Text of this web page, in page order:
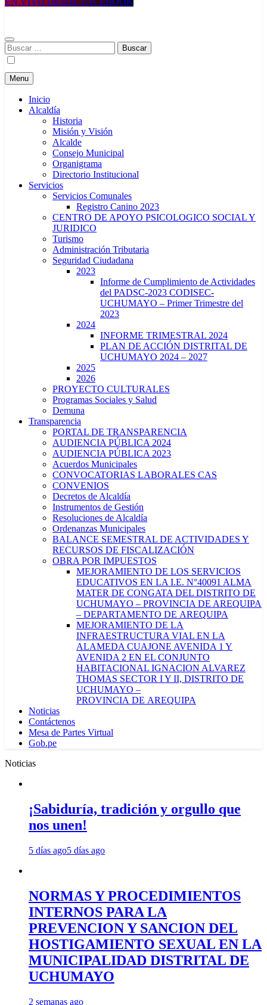
Buscar:
Menu
Inicio
Alcaldía
Historia
Misión y Visión
Alcalde
Consejo Municipal
Organigrama
Directorio Institucional
Servicios
Servicios Comunales
Registro Canino 2023
CENTRO DE APOYO PSICOLOGICO SOCIAL Y
JURIDICO
Turismo
Administración Tributaria
Seguridad Ciudadana
2023
Informe de Cumplimiento de Actividades
del PADSC-2023 CODISEC-
UCHUMAYO – Primer Trimestre del
2023
2024
INFORME TRIMESTRAL 2024
PLAN DE ACCIÓN DISTRITAL DE
UCHUMAYO 2024 – 2027
2025
2026
PROYECTO CULTURALES
Programas Sociales y Salud
Demuna
Transparencia
PORTAL DE TRANSPARENCIA
AUDIENCIA PÚBLICA 2024
AUDIENCIA PÚBLICA 2023
Acuerdos Municipales
CONVOCATORIAS LABORALES CAS
CONVENIOS
Decretos de Alcaldía
Instrumentos de Gestión
Resoluciones de Alcaldía
Ordenanzas Municipales
BALANCE SEMESTRAL DE ACTIVIDADES Y
RECURSOS DE FISCALIZACIÓN
OBRA POR IMPUESTOS
MEJORAMIENTO DE LOS SERVICIOS
EDUCATIVOS EN LA I.E. N°40091 ALMA
MATER DE CONGATA DEL DISTRITO DE
UCHUMAYO – PROVINCIA DE AREQUIPA
– DEPARTAMENTO DE AREQUIPA
MEJORAMIENTO DE LA
INFRAESTRUCTURA VIAL EN LA
ALAMEDA CUAJONE AVENIDA 1 Y
AVENIDA 2 EN EL CONJUNTO
HABITACIONAL IGNACION ALVAREZ
THOMAS SECTOR I Y II, DISTRITO DE
UCHUMAYO –
PROVINCIA DE AREQUIPA
Noticias
Contáctenos
Mesa de Partes Virtual
Gob.pe
Noticias
¡Sabiduría, tradición y orgullo que
nos unen!
5 días ago5 días ago
NORMAS Y PROCEDIMIENTOS
INTERNOS PARA LA
PREVENCION Y SANCION DEL
HOSTIGAMIENTO SEXUAL EN LA
MUNICIPALIDAD DISTRITAL DE
UCHUMAYO
2 semanas ago